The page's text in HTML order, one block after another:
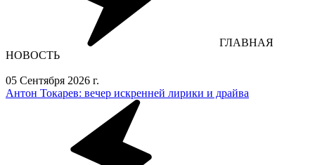
ГЛАВНАЯ
НОВОСТЬ
05 Сентября 2026 г.
Антон Токарев: вечер искренней лирики и драйва